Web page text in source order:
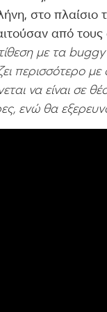
στο πλαίσιο
από
με τα
περισσότερο
να είναι σε
ενώ θα